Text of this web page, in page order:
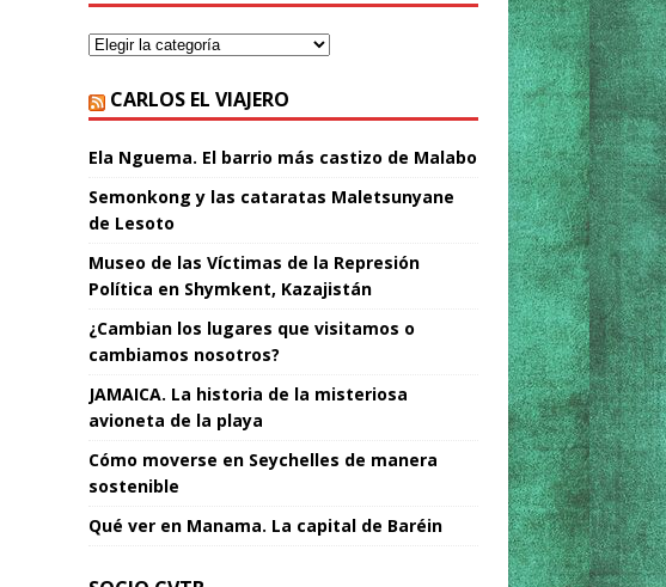
CARLOS EL VIAJERO
Ela Nguema. El barrio más castizo de Malabo
Semonkong y las cataratas Maletsunyane
de Lesoto
Museo de las Víctimas de la Represión
Política en Shymkent, Kazajistán
¿Cambian los lugares que visitamos o
cambiamos nosotros?
JAMAICA. La historia de la misteriosa
avioneta de la playa
Cómo moverse en Seychelles de manera
sostenible
Qué ver en Manama. La capital de Baréin